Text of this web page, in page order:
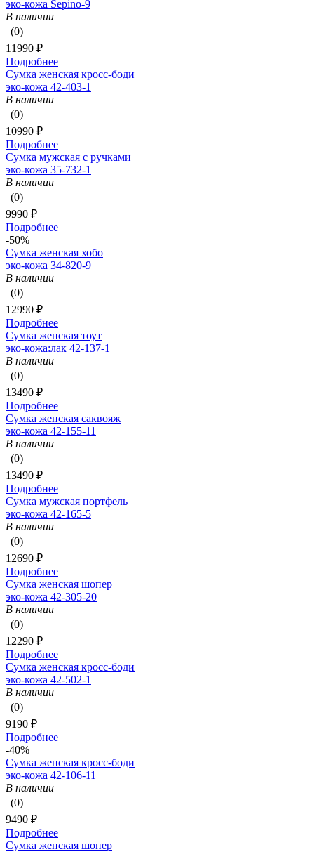
эко-кожа Sepino-9
В наличии
(0)
11990 ₽
Подробнее
Сумка женская кросс-боди
эко-кожа 42-403-1
В наличии
(0)
10990 ₽
Подробнее
Сумка мужская с ручками
эко-кожа 35-732-1
В наличии
(0)
9990 ₽
Подробнее
-50%
Сумка женская хобо
эко-кожа 34-820-9
В наличии
(0)
12990 ₽
Подробнее
Сумка женская тоут
эко-кожа:лак 42-137-1
В наличии
(0)
13490 ₽
Подробнее
Сумка женская саквояж
эко-кожа 42-155-11
В наличии
(0)
13490 ₽
Подробнее
Сумка мужская портфель
эко-кожа 42-165-5
В наличии
(0)
12690 ₽
Подробнее
Сумка женская шопер
эко-кожа 42-305-20
В наличии
(0)
12290 ₽
Подробнее
Сумка женская кросс-боди
эко-кожа 42-502-1
В наличии
(0)
9190 ₽
Подробнее
-40%
Сумка женская кросс-боди
эко-кожа 42-106-11
В наличии
(0)
9490 ₽
Подробнее
Сумка женская шопер